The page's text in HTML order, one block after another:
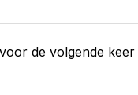
de volgende